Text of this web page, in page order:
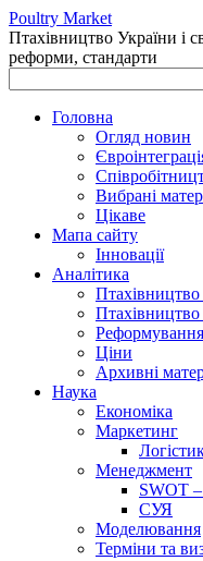
Poultry Market
Птахівництво України і
реформи, стандарти
Головна
Огляд новин
Вибрані
Цікаве
Мапа сайту
Інновації
Аналітика
Птахівництво
Птахівництво
Реформування
Ціни
Архивні
Наука
Економіка
Маркетинг
Менеджмент
SWOT –
СУЯ
Моделювання
Терміни та